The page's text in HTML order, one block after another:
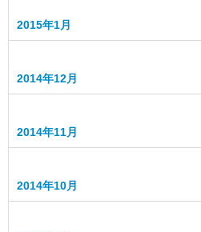
2015年1月
2014年12月
2014年11月
2014年10月